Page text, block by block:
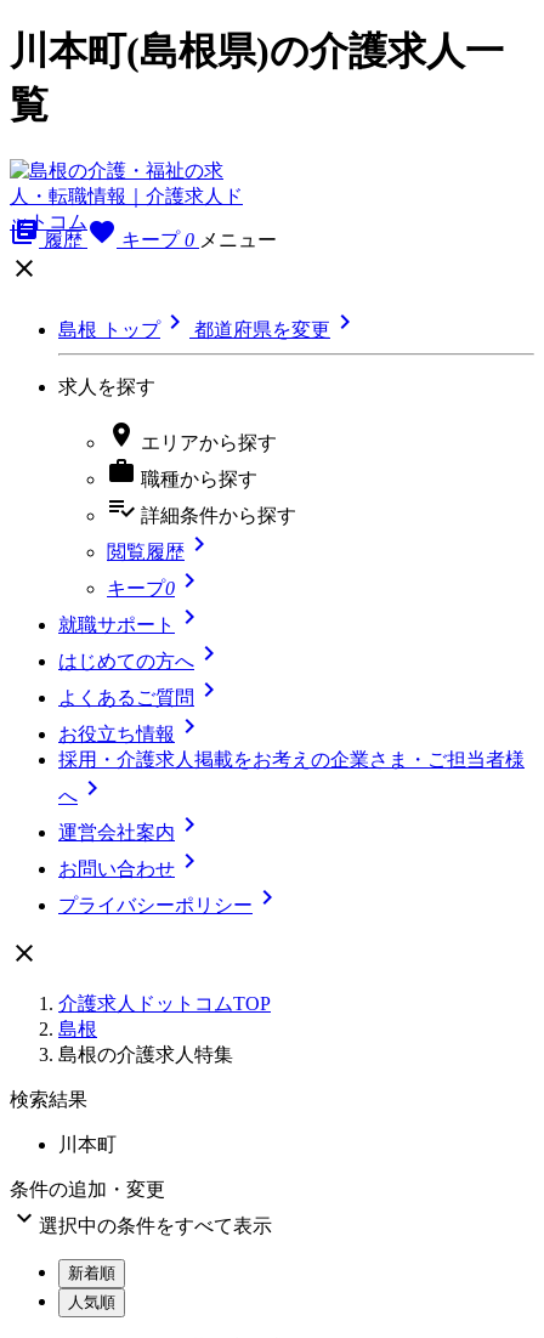
川本町(島根県)の介護求人一
覧
library_books 履歴 favorite キープ 0 メニュー

島根 トップ 都道府県を変更 
求人を探す
 エリアから探す
 職種から探す
playlist_add_check 詳細条件から探す
閲覧履歴 
キープ0 
就職サポート 
はじめての方へ 
よくあるご質問 
お役立ち情報 
採用・介護求人掲載をお考えの企業さま・ご担当者様
へ 
運営会社案内 
お問い合わせ 
プライバシーポリシー 

介護求人ドットコムTOP
島根
島根の介護求人特集
検索結果
川本町
条件の追加・変更
 選択中の条件をすべて表示
新着順
人気順